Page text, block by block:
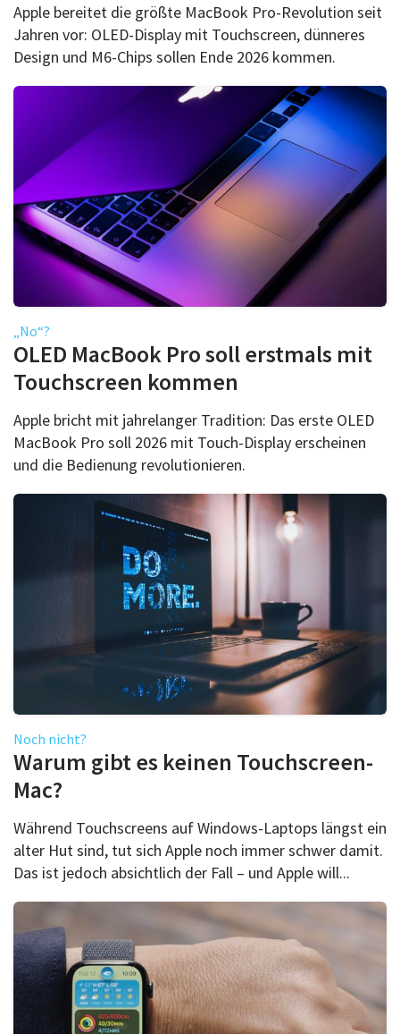
Apple bereitet die größte MacBook Pro-Revolution seit
Jahren vor: OLED-Display mit Touchscreen, dünneres
Design und M6-Chips sollen Ende 2026 kommen.
„No“?
OLED MacBook Pro soll erstmals mit
Touchscreen kommen
Apple bricht mit jahrelanger Tradition: Das erste OLED
MacBook Pro soll 2026 mit Touch-Display erscheinen
und die Bedienung revolutionieren.
Noch nicht?
Warum gibt es keinen Touchscreen-
Mac?
Während Touchscreens auf Windows-Laptops längst ein
alter Hut sind, tut sich Apple noch immer schwer damit.
Das ist jedoch absichtlich der Fall – und Apple will...